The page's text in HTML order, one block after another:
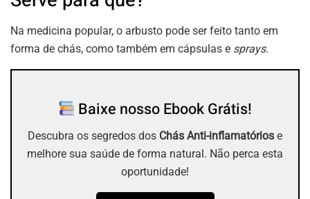
Na medicina popular, o arbusto pode ser feito tanto em
forma de chás, como também em cápsulas e sprays.
Baixe nosso Ebook Grátis!
Descubra os segredos dos Chás Anti-inflamatórios e
melhore sua saúde de forma natural. Não perca esta
oportunidade!